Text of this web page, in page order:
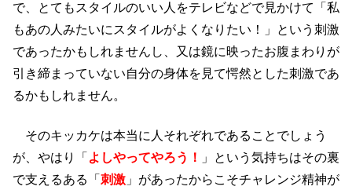
で、とてもスタイルのいい人をテレビなどで見かけて「私
もあの人みたいにスタイルがよくなりたい！」という刺激
であったかもしれませんし、又は鏡に映ったお腹まわりが
引き締まっていない自分の身体を見て愕然とした刺激であ
るかもしれません。
そのキッカケは本当に人それぞれであることでしょう
が、やはり「 よしやってやろう！
」という気持ちはその裏
で支えるある「 刺激 」があったからこそチャレンジ精神が